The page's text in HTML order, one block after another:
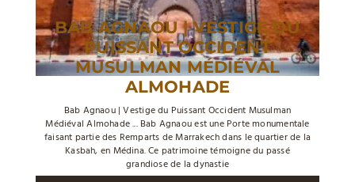
BAB AGNAOU | VESTIGE DU
PUISSANT OCCIDENT
MUSULMAN MÉDIÉVAL
ALMOHADE
Bab Agnaou | Vestige du Puissant Occident Musulman
Médiéval Almohade ... Bab Agnaou est une Porte monumentale
faisant partie des Remparts de Marrakech dans le quartier de la
Kasbah, en Médina. Ce patrimoine témoigne du passé
grandiose de la dynastie